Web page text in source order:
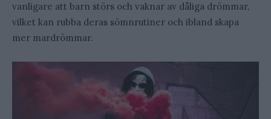
vanligare att barn störs och vaknar av dåliga drömmar,
vilket kan rubba deras sömnrutiner och ibland skapa
mer mardrömmar.